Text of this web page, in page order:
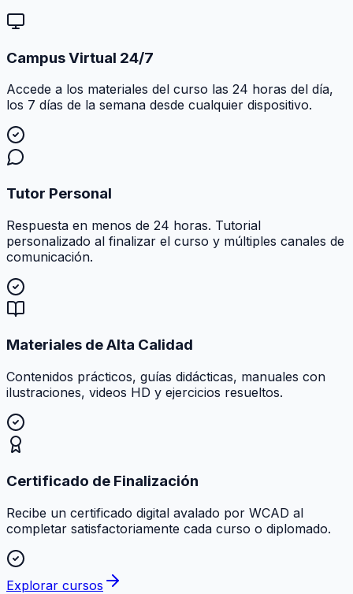
Campus Virtual 24/7
Accede a los materiales del curso las 24 horas del día,
los 7 días de la semana desde cualquier dispositivo.
Tutor Personal
Respuesta en menos de 24 horas. Tutorial
personalizado al finalizar el curso y múltiples canales de
comunicación.
Materiales de Alta Calidad
Contenidos prácticos, guías didácticas, manuales con
ilustraciones, videos HD y ejercicios resueltos.
Certificado de Finalización
Recibe un certificado digital avalado por WCAD al
completar satisfactoriamente cada curso o diplomado.
Explorar cursos